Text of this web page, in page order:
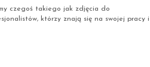
czegoś takiego jak zdjęcia do
którzy znają się na swojej pracy i